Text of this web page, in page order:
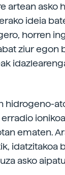
artean asko
ideia
horren
ziur egon
hidrogeno-
ematen.
idatzitakoa
asko